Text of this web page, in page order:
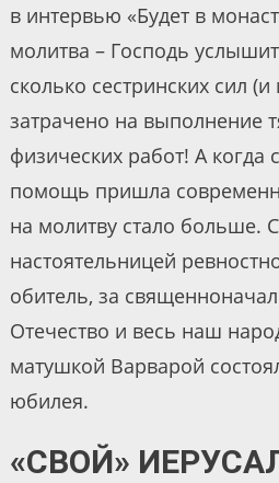
в интервью «Будет в
молитва – Господь
сколько сестринских сил
затрачено на выполнение
физических работ! А когда
помощь пришла
на молитву стало больше.
настоятельницей
обитель, за
Отечество и весь наш
матушкой Варварой
юбилея.
«СВОЙ»